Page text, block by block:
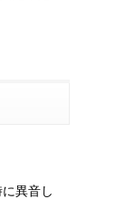
異音し